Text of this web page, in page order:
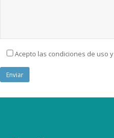
Acepto las condiciones de uso y